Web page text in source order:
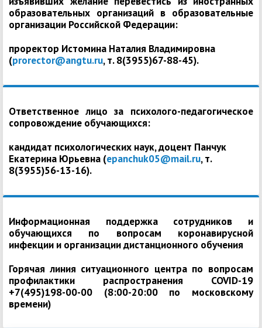
образовательных организаций в образовательные
организации Российской Федерации:
проректор Истомина Наталия Владимировна
(prorector@angtu.ru, т. 8(3955)67-88-45).
Ответственное лицо за психолого-педагогическое
сопровождение обучающихся:
кандидат психологических наук, доцент Панчук
Екатерина Юрьевна (epanchuk05@mail.ru, т.
8(3955)56-13-16).
Информационная поддержка сотрудников и
обучающихся по вопросам коронавирусной
инфекции и организации дистанционного обучения
Горячая линия ситуационного центра по вопросам
профилактики распространения COVID-19
+7(495)198-00-00 (8:00-20:00 по московскому
времени)